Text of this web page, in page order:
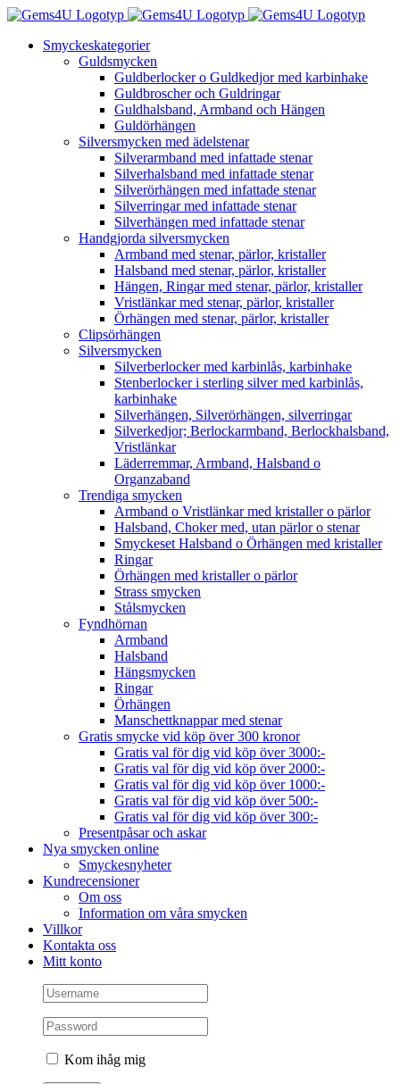
Fortsätt
innehålletSmyckeskategorier
Guldsmycken
Guldberlocker o Guldkedjor med karbinhake
Guldbroscher och Guldringar
Guldhalsband, Armband och Hängen
Guldörhängen
Silversmycken med ädelstenar
Silverarmband med infattade stenar
Silverhalsband med infattade stenar
Silverörhängen med infattade stenar
Silverringar med infattade stenar
Silverhängen med infattade stenar
Handgjorda silversmycken
Armband med stenar, pärlor, kristaller
Halsband med stenar, pärlor, kristaller
Hängen, Ringar med stenar, pärlor, kristaller
Vristlänkar med stenar, pärlor, kristaller
Örhängen med stenar, pärlor, kristaller
Clipsörhängen
Silversmycken
Silverberlocker med karbinlås, karbinhake
Stenberlocker i sterling silver med karbinlås,
karbinhake
Silverhängen, Silverörhängen, silverringar
Silverkedjor; Berlockarmband, Berlockhalsband,
Vristlänkar
Läderremmar, Armband, Halsband o
Organzaband
Trendiga smycken
Armband o Vristlänkar med kristaller o pärlor
Halsband, Choker med, utan pärlor o stenar
Smyckeset Halsband o Örhängen med kristaller
Ringar
Örhängen med kristaller o pärlor
Strass smycken
Stålsmycken
Fyndhörnan
Armband
Halsband
Hängsmycken
Ringar
Örhängen
Manschettknappar med stenar
Gratis smycke vid köp över 300 kronor
Gratis val för dig vid köp över 3000:-
Gratis val för dig vid köp över 2000:-
Gratis val för dig vid köp över 1000:-
Gratis val för dig vid köp över 500:-
Gratis val för dig vid köp över 300:-
Presentpåsar och askar
Nya smycken online
Smyckesnyheter
Kundrecensioner
Om oss
Information om våra smycken
Villkor
Kontakta oss
Mitt konto
Kom ihåg mig